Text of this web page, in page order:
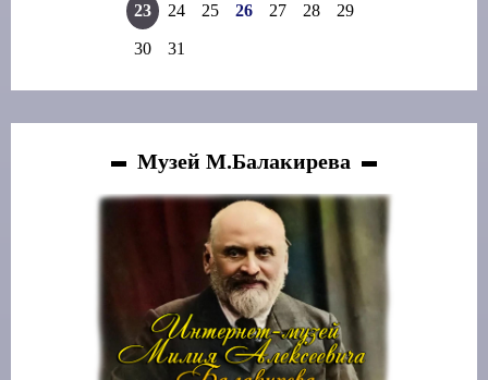
23 24 25 26 27 28 29
30 31
Музей М.Балакирева